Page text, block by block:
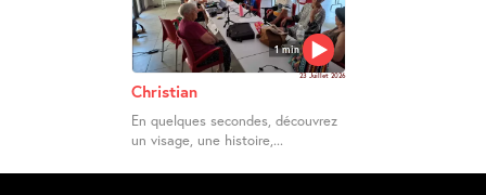
1 min
23 Juillet 2026
Christian
En quelques secondes, découvrez
un visage, une histoire,...